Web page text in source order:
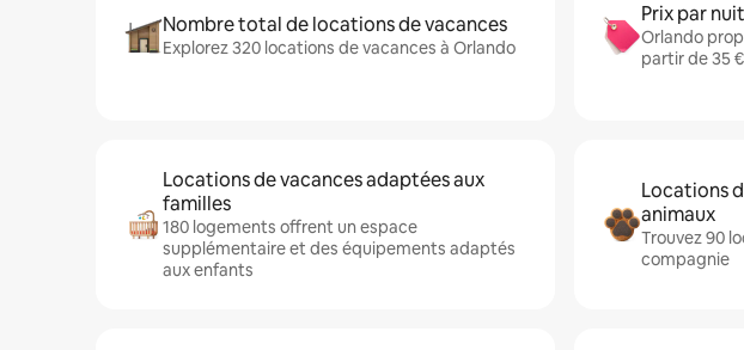
Nombre total de locations de vacances
Explorez 320 locations de vacances à Orlando
Prix par
Orlando
partir de 35
Locations de vacances adaptées aux
familles
180 logements offrent un espace
supplémentaire et des équipements adaptés
aux enfants
Locations
animaux
Trouvez 90
compagnie